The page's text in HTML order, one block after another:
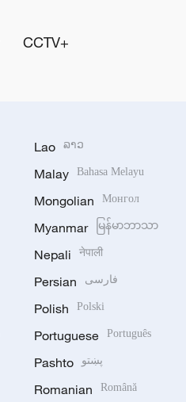
CCTV+
Lao ລາວ
Malay Bahasa Melayu
Mongolian Монгол
Myanmar မြန်မာဘာသာ
Nepali नेपाली
Persian فارسی
Polish Polski
Portuguese Português
Pashto پښتو
Romanian Română